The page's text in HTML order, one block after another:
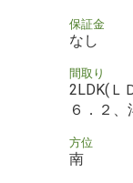
保証金
なし
間取り
2LDK(Ｌ
６．２
方位
南